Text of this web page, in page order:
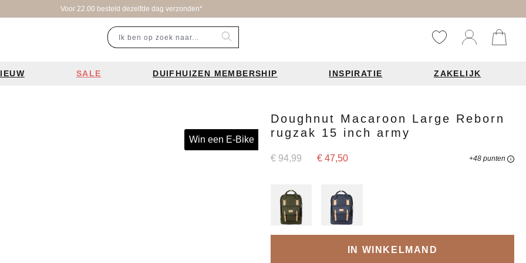
Voor 22.00 besteld dezelfde dag verzonden*
SALE DUIFHUIZEN MEMBERSHIP INSPIRATIE ZAKELIJK
Reistassen Accessoires Fashion items
Bruiloft trends 2026
De leukste Bag Charms
Losse schouderbanden
Win een E-Bike
Doughnut Macaroon Large Reborn
rugzak 15 inch army
€ 94,99 € 47,50 +48 punten
IN WINKELMAND